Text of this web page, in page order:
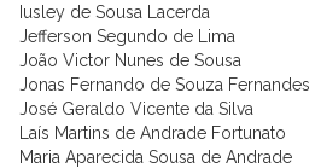
Iusley de Sousa Lacerda
Jefferson Segundo de Lima
João Victor Nunes de Sousa
Jonas Fernando de Souza Fernandes
José Geraldo Vicente da Silva
Laís Martins de Andrade Fortunato
Maria Aparecida Sousa de Andrade